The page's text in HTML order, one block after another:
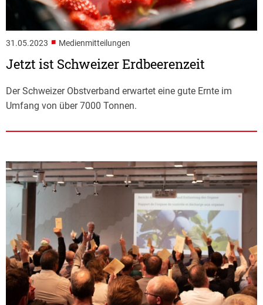
31.05.2023 ■ Medienmitteilungen
Jetzt ist Schweizer Erdbeerenzeit
Der Schweizer Obstverband erwartet eine gute Ernte im
Umfang von über 7000 Tonnen.